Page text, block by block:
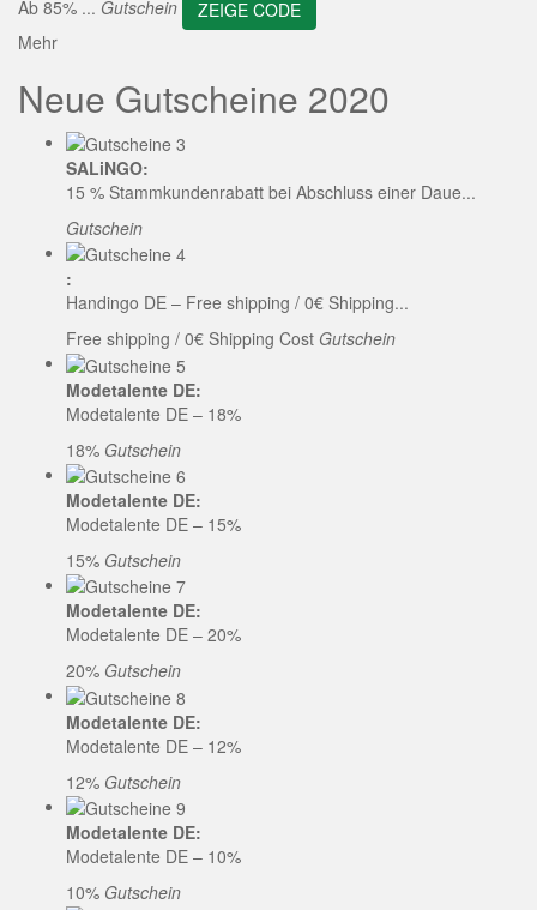
Ab 85% ... Gutschein
ZEIGE CODE
Mehr
Neue Gutscheine 2020
SALiNGO:
15 % Stammkundenrabatt bei Abschluss einer Daue...
Gutschein
:
Handingo DE – Free shipping / 0€ Shipping...
Free shipping / 0€ Shipping Cost Gutschein
Modetalente DE:
Modetalente DE – 18%
18% Gutschein
Modetalente DE:
Modetalente DE – 15%
15% Gutschein
Modetalente DE:
Modetalente DE – 20%
20% Gutschein
Modetalente DE:
Modetalente DE – 12%
12% Gutschein
Modetalente DE:
Modetalente DE – 10%
10% Gutschein